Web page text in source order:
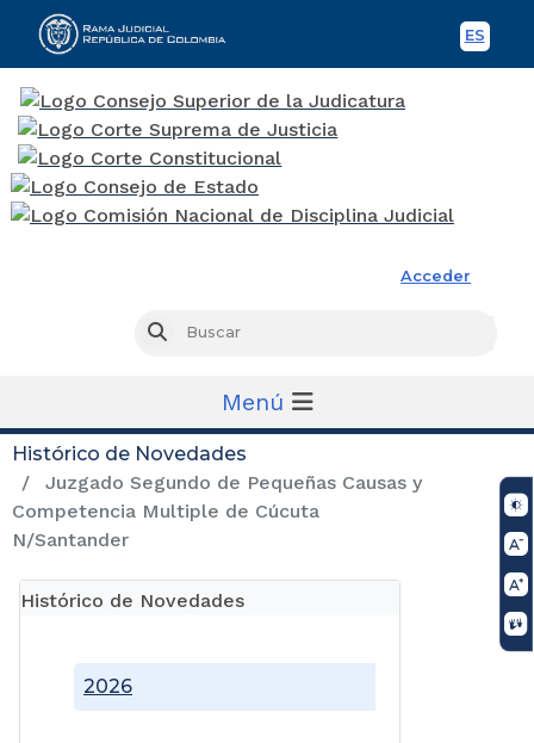
ES
Acceder
Buscar
Menú
Histórico de Novedades
Juzgado Segundo de Pequeñas Causas y
Competencia Multiple de Cúcuta
N/Santander
Histórico de Novedades
2026